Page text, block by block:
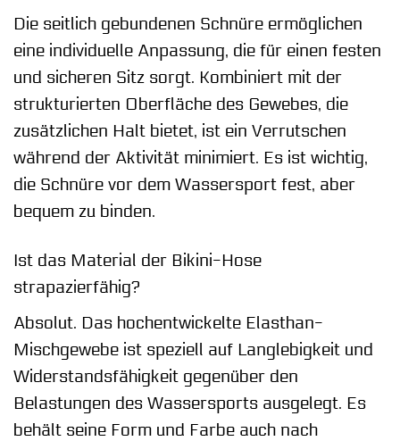
Die seitlich gebundenen Schnüre ermöglichen
eine individuelle Anpassung, die für einen festen
und sicheren Sitz sorgt. Kombiniert mit der
strukturierten Oberfläche des Gewebes, die
zusätzlichen Halt bietet, ist ein Verrutschen
während der Aktivität minimiert. Es ist wichtig,
die Schnüre vor dem Wassersport fest, aber
bequem zu binden.
Ist das Material der Bikini-Hose
strapazierfähig?
Absolut. Das hochentwickelte Elasthan-
Mischgewebe ist speziell auf Langlebigkeit und
Widerstandsfähigkeit gegenüber den
Belastungen des Wassersports ausgelegt. Es
behält seine Form und Farbe auch nach